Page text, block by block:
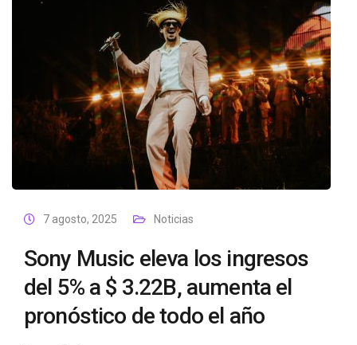
7 agosto, 2025 Noticias
Sony Music eleva los ingresos
del 5% a $ 3.22B, aumenta el
pronóstico de todo el año